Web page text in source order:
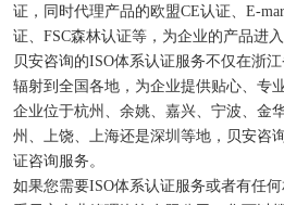
证，同时代理产品的欧盟CE认证、E-
证、FSC森林认证等，为企业的产品进
贝安咨询的ISO体系认证服务不仅在浙
辐射到全国各地，为企业提供贴心、专
企业位于杭州、余姚、嘉兴、宁波、金
州、上饶、上海还是深圳等地，贝安咨
证咨询服务。
如果您需要ISO体系认证服务或者有任